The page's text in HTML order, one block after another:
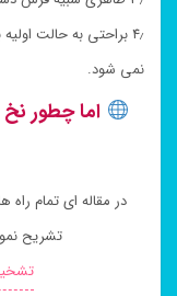
۴٫ براحتی به حالت
نمی شود.
اما چطور
در مقاله ای تمام
تشریح